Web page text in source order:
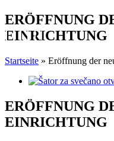
Skip
to
content
ERÖFFNUNG
EINRICHTUNG
Startseite » Eröffnung der
View
Image
ERÖFFNUNG
EINRICHTUNG